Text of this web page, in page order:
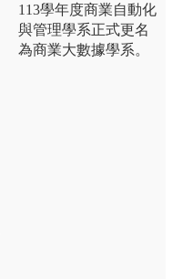
113學年度商業自動化
與管理學系正式更名
為商業大數據學系。